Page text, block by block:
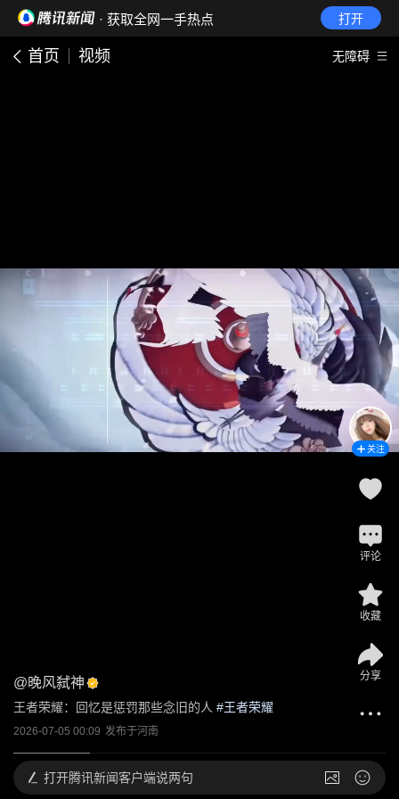
· 获取全网一手热点 打开
首页 视频 无障碍
@晚风弑神
王者荣耀：回忆是惩罚那些念旧的人 #王者荣耀
2026-07-05 00:09 发布于河南
关注
评论
收藏
分享
打开腾讯新闻客户端说两句